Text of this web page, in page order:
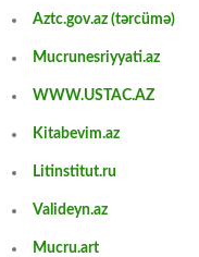
Aztc.gov.az (tərcümə)
Mucrunesriyyati.az
WWW.USTAC.AZ
Kitabevim.az
Litinstitut.ru
Valideyn.az
Mucru.art